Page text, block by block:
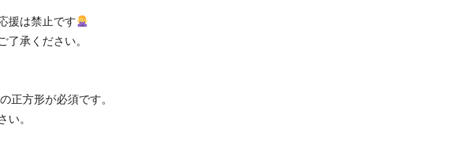
援は禁止です
承ください。
正方形が必須です。
。